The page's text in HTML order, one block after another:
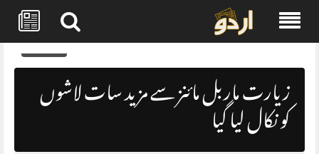
Skip
content
0
زیارت ماربل مائنز سے مزید سات لاشوں
کو نکال لیا گیا